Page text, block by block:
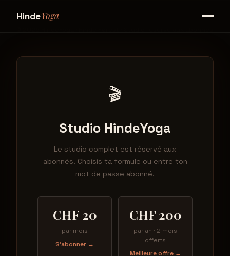
🎬
Studio HindeYoga
Le studio complet est réservé aux
abonnés. Choisis ta formule ou entre ton
mot de passe abonné.
CHF 20
par mois
S'abonner →
CHF 200
par an · 2 mois
offerts
Meilleure offre →
HindeYoga